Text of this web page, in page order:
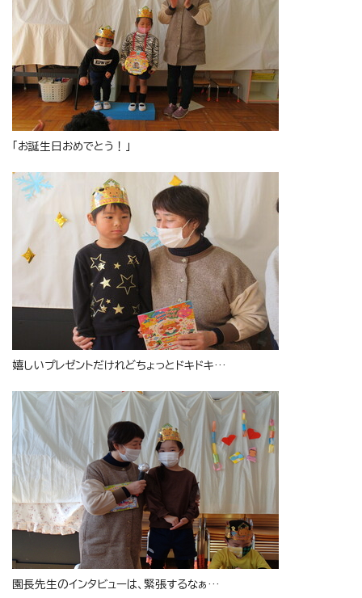
「お誕生日おめでとう！」
嬉しいプレゼントだけれどちょっとドキドキ…
園長先生のインタビューは、緊張するなぁ…